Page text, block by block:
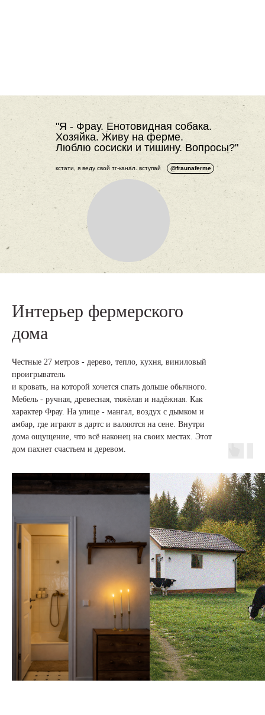
"Я - Фрау. Енотовидная собака.
Хозяйка. Живу на ферме.
Люблю сосиски и тишину. Вопросы?"
кстати, я веду свой тг-канал. вступай @fraunaferme
Интерьер фермерского
дома
Честные 27 метров - дерево, тепло, кухня, виниловый
проигрыватель
и кровать, на которой хочется спать дольше обычного.
Мебель - ручная, древесная, тяжёлая и надёжная. Как
характер Фрау. На улице - мангал, воздух с дымком и
амбар, где играют в дартс и валяются на сене. Внутри
дома ощущение, что всё наконец на своих местах. Этот
дом пахнет счастьем и деревом.